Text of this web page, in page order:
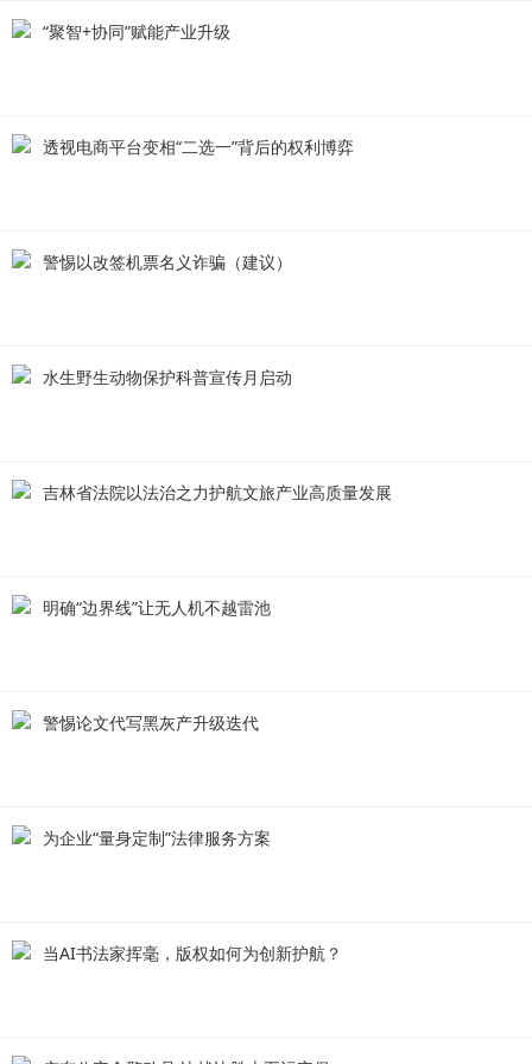
“聚智+协同”赋能产业升级
透视电商平台变相“二选一”背后的权利博弈
警惕以改签机票名义诈骗（建议）
水生野生动物保护科普宣传月启动
吉林省法院以法治之力护航文旅产业高质量发展
明确“边界线”让无人机不越雷池
警惕论文代写黑灰产升级迭代
为企业“量身定制”法律服务方案
当AI书法家挥毫，版权如何为创新护航？